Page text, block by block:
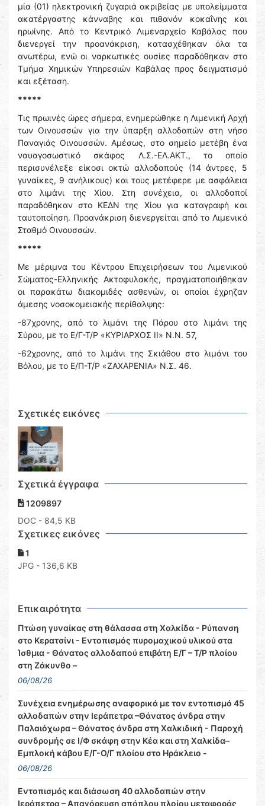
μία (01) ηλεκτρονική ζυγαριά ακριβείας με υπολείμματα
ακατέργαστης κάνναβης και πιθανόν κοκαΐνης και
ηρωίνης. Από το Κεντρικό Λιμεναρχείο Καβάλας που
διενεργεί την προανάκριση, κατασχέθηκαν όλα τα
ανωτέρω, ενώ οι ναρκωτικές ουσίες παραδόθηκαν στο
Τμήμα Χημικών Υπηρεσιών Καβάλας προς δειγματισμό
και εξέταση.
*****
Τις πρωινές ώρες σήμερα, ενημερώθηκε η Λιμενική Αρχή
των Οινουσσών για την ύπαρξη αλλοδαπών στη νήσο
Παναγιάς Οινουσσών. Αμέσως, στο σημείο μετέβη ένα
ναυαγοσωστικό σκάφος Λ.Σ.-ΕΛ.ΑΚΤ., το οποίο
περισυνέλεξε είκοσι οκτώ αλλοδαπούς (14 άντρες, 5
γυναίκες, 9 ανήλικους) και τους μετέφερε με ασφάλεια
στο λιμάνι της Χίου. Στη συνέχεια, οι αλλοδαποί
παραδόθηκαν στο ΚΕΔΝ της Χίου για καταγραφή και
ταυτοποίηση. Προανάκριση διενεργείται από το Λιμενικό
Σταθμό Οινουσσών.
*****
Με μέριμνα του Κέντρου Επιχειρήσεων του Λιμενικού
Σώματος-Ελληνικής Ακτοφυλακής, πραγματοποιήθηκαν
οι παρακάτω διακομιδές ασθενών, οι οποίοι έχρηζαν
άμεσης νοσοκομειακής περίθαλψης:
-87χρονης, από το λιμάνι της Πάρου στο λιμάνι της
Σύρου, με το Ε/Γ-Τ/Ρ «ΚΥΡΙΑΡΧΟΣ ΙΙ» Ν.Ν. 57,
-62χρονης, από το λιμάνι της Σκιάθου στο λιμάνι του
Βόλου, με το Ε/Π-Τ/Ρ «ΖΑΧΑΡΕΝΙΑ» Ν.Σ. 46.
Σχετικές εικόνες
Σχετικά έγγραφα
1209897
DOC - 84,5 KB
Σχετικες εικόνες
1
JPG - 136,6 KB
Επικαιρότητα
Πτώση γυναίκας στη θάλασσα στη Χαλκίδα - Ρύπανση
στο Κερατσίνι - Εντοπισμός πυρομαχικού υλικού στα
Ίσθμια - Θάνατος αλλοδαπού επιβάτη Ε/Γ – Τ/Ρ πλοίου
στη Ζάκυνθο –
06/08/26
Συνέχεια ενημέρωσης αναφορικά με τον εντοπισμό 45
αλλοδαπών στην Ιεράπετρα –Θάνατος άνδρα στην
Παλαιόχωρα – Θάνατος άνδρα στη Χαλκιδική - Παροχή
συνδρομής σε Ι/Φ σκάφη στην Κέα και στη Χαλκίδα–
Εμπλοκή κάβου Ε/Γ-Ο/Γ πλοίου στο Ηράκλειο -
06/08/26
Εντοπισμός και διάσωση 40 αλλοδαπών στην
Ιεράπετρα – Απαγόρευση απόπλου πλοίου μεταφοράς